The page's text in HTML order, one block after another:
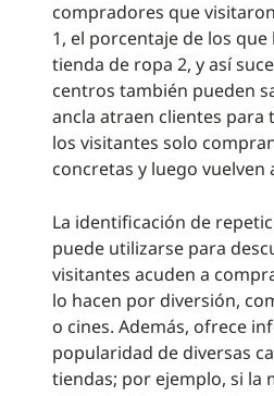
compradores que
1, el porcentaje de los
tienda de ropa 2, y así
centros también pueden
ancla atraen clientes para
los visitantes solo
concretas y luego vuelven
La identificación de
puede utilizarse para
visitantes acuden a
lo hacen por diversión,
o cines. Además, ofrece
popularidad de diversas
tiendas; por ejemplo, si la